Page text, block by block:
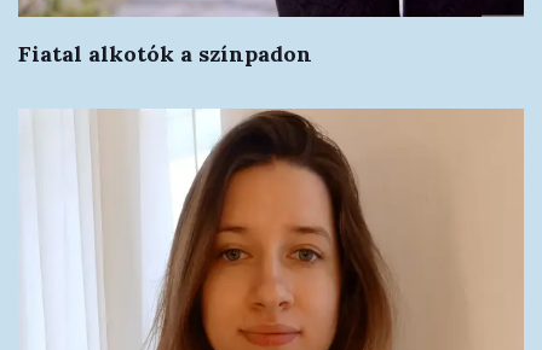
Fiatal alkotók a színpadon